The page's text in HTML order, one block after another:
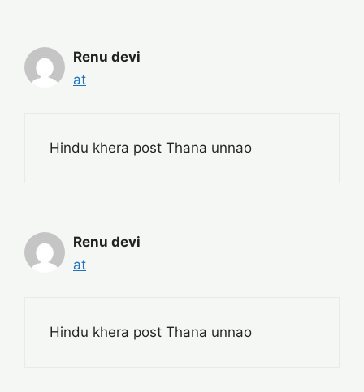
Renu devi
at
Hindu khera post Thana unnao
Renu devi
at
Hindu khera post Thana unnao